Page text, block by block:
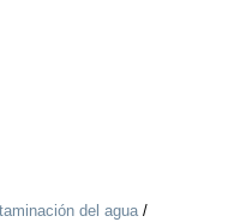
del agua/